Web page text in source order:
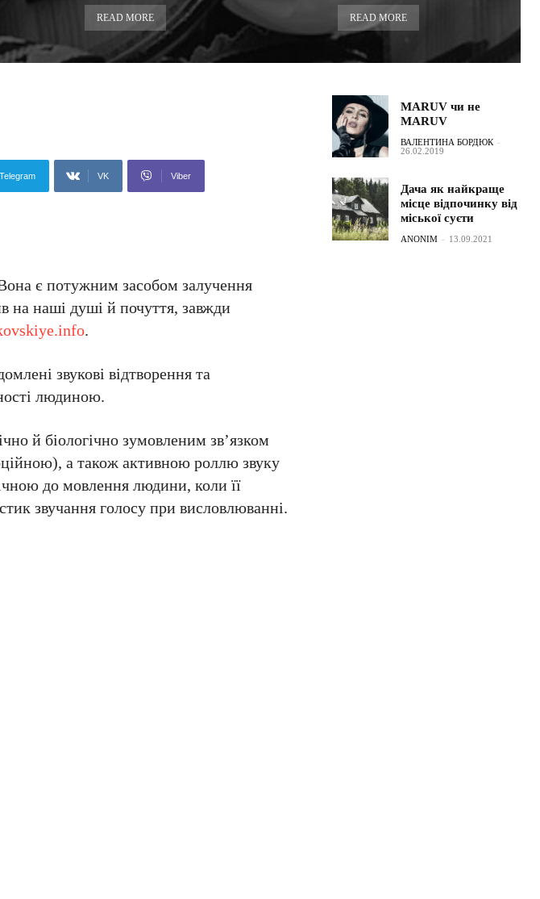
READ MORE READ MORE
Telegram VK Viber
є потужним засобом залучення
на наші душі й почуття, завжди
.
звукові відтворення та
людиною.
й біологічно зумовленим зв’язком
а також активною роллю звуку
до мовлення людини, коли її
звучання голосу при висловлюванні.
MARUV чи не
MARUV
ВАЛЕНТИНА БОРДЮК -
26.02.2019
Дача як найкраще
місце відпочинку від
міської суєти
ANONIM - 13.09.2021